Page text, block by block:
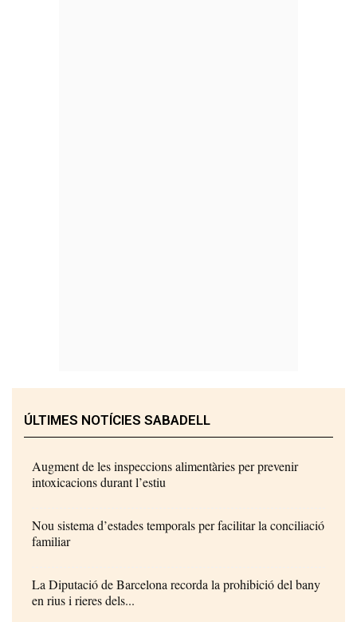
ÚLTIMES NOTÍCIES SABADELL
Augment de les inspeccions alimentàries per prevenir
intoxicacions durant l’estiu
Nou sistema d’estades temporals per facilitar la conciliació
familiar
La Diputació de Barcelona recorda la prohibició del bany
en rius i rieres dels...